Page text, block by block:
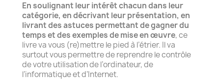
En soulignant leur intérêt chacun dans leur
catégorie, en décrivant leur présentation, en
livrant des astuces permettant de gagner du
temps et des exemples de mise en œuvre, ce
livre va vous (re)mettre le pied à l’étrier. Il va
surtout vous permettre de reprendre le contrôle
de votre utilisation de l’ordinateur, de
l’informatique et d’Internet.